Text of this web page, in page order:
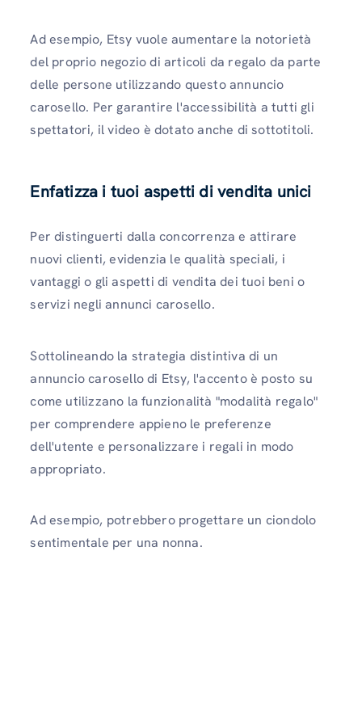
Ad esempio, Etsy vuole aumentare la notorietà
del proprio negozio di articoli da regalo da parte
delle persone utilizzando questo annuncio
carosello. Per garantire l'accessibilità a tutti gli
spettatori, il video è dotato anche di sottotitoli.
Enfatizza i tuoi aspetti di vendita unici
Per distinguerti dalla concorrenza e attirare
nuovi clienti, evidenzia le qualità speciali, i
vantaggi o gli aspetti di vendita dei tuoi beni o
servizi negli annunci carosello.
Sottolineando la strategia distintiva di un
annuncio carosello di Etsy, l'accento è posto su
come utilizzano la funzionalità "modalità regalo"
per comprendere appieno le preferenze
dell'utente e personalizzare i regali in modo
appropriato.
Ad esempio, potrebbero progettare un ciondolo
sentimentale per una nonna.